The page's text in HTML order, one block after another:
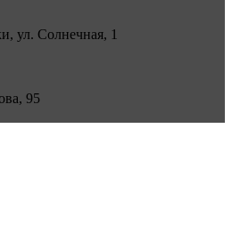
ул. Солнечная, 1
95